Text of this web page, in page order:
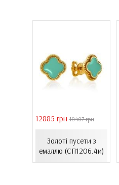
12885 грн 18407 грн
Золоті пусети з
емаллю (СП1206.4и)